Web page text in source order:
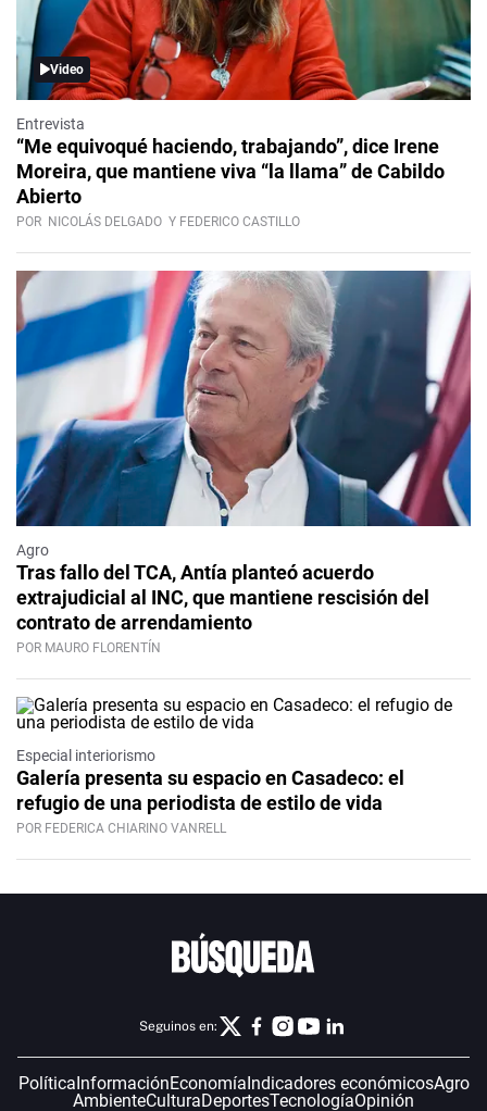
Video
Entrevista
“Me equivoqué haciendo, trabajando”, dice Irene
Moreira, que mantiene viva “la llama” de Cabildo
Abierto
POR NICOLÁS DELGADO Y FEDERICO CASTILLO
Agro
Tras fallo del TCA, Antía planteó acuerdo
extrajudicial al INC, que mantiene rescisión del
contrato de arrendamiento
POR MAURO FLORENTÍN
Especial interiorismo
Galería presenta su espacio en Casadeco: el
refugio de una periodista de estilo de vida
POR FEDERICA CHIARINO VANRELL
Seguinos en:
PolíticaInformaciónEconomíaIndicadores económicosAgro
AmbienteCulturaDeportesTecnologíaOpinión